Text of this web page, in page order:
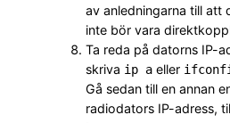
av anledningarna till att
inte bör vara
Ta reda på datorns IP-
skriva ip a eller
Gå sedan till en annan
radiodators IP-adress,